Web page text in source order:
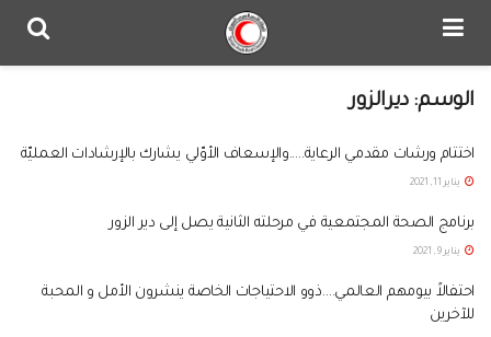
الوسم:ديرالزور
اختتام ورشات مقدمي الرعاية…..والإسعاف الأوّلي يشارك بالإرشادات العمليّة
يناير 11, 2021
برنامج الصحة المجتمعية في مرحلته الثانية يصل إلى دير الزور
يناير 9, 2021
احتفالاً بيومهم العالمي….ذوو الاحتياجات الخاصة ينشرون الأمل و المحبة
للآخرين